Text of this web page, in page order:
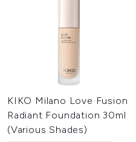
KIKO Milano Love Fusion
Radiant Foundation 30ml
(Various Shades)